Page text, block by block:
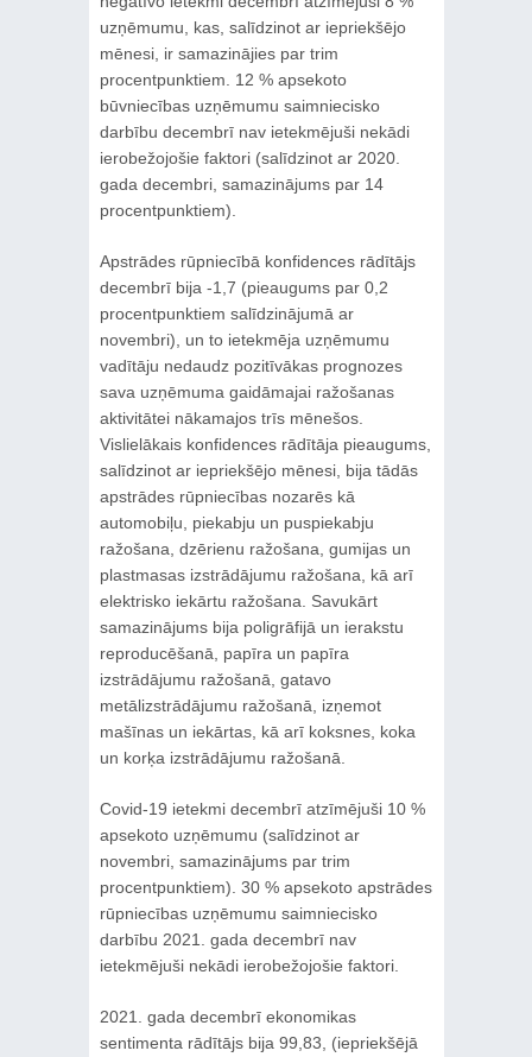
uzņēmumu, kas, salīdzinot ar iepriekšējo
mēnesi, ir samazinājies par trim
procentpunktiem. 12 % apsekoto
būvniecības uzņēmumu saimniecisko
darbību decembrī nav ietekmējuši nekādi
ierobežojošie faktori (salīdzinot ar 2020.
gada decembri, samazinājums par 14
procentpunktiem).
Apstrādes rūpniecībā konfidences rādītājs
decembrī bija -1,7 (pieaugums par 0,2
procentpunktiem salīdzinājumā ar
novembri), un to ietekmēja uzņēmumu
vadītāju nedaudz pozitīvākas prognozes
sava uzņēmuma gaidāmajai ražošanas
aktivitātei nākamajos trīs mēnešos.
Vislielākais konfidences rādītāja pieaugums,
salīdzinot ar iepriekšējo mēnesi, bija tādās
apstrādes rūpniecības nozarēs kā
automobiļu, piekabju un puspiekabju
ražošana, dzērienu ražošana, gumijas un
plastmasas izstrādājumu ražošana, kā arī
elektrisko iekārtu ražošana. Savukārt
samazinājums bija poligrāfijā un ierakstu
reproducēšanā, papīra un papīra
izstrādājumu ražošanā, gatavo
metālizstrādājumu ražošanā, izņemot
mašīnas un iekārtas, kā arī koksnes, koka
un korķa izstrādājumu ražošanā.
Covid-19 ietekmi decembrī atzīmējuši 10 %
apsekoto uzņēmumu (salīdzinot ar
novembri, samazinājums par trim
procentpunktiem). 30 % apsekoto apstrādes
rūpniecības uzņēmumu saimniecisko
darbību 2021. gada decembrī nav
ietekmējuši nekādi ierobežojošie faktori.
2021. gada decembrī ekonomikas
sentimenta rādītājs bija 99,83, (iepriekšējā